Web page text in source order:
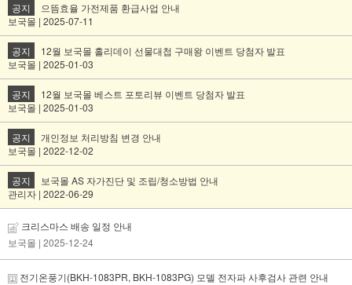
공지
으뜸효율 가전제품 환급사업 안내
보국몰 | 2025-07-11
공지
12월 보국몰 홀리데이 선물대첩 구매왕 이벤트 당첨자 발표
보국몰 | 2025-01-03
공지
12월 보국몰 베스트 포토리뷰 이벤트 당첨자 발표
보국몰 | 2025-01-03
공지
개인정보 처리방침 변경 안내
보국몰 | 2022-12-02
공지
보국몰 AS 자가진단 및 조립/청소방법 안내
관리자 | 2022-06-29
크리스마스 배송 일정 안내
보국몰 | 2025-12-24
전기온풍기(BKH-1083PR, BKH-1083PG) 모델 전자파 사후검사 관련 안내